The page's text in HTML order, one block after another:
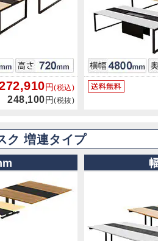
円(税込)
248,100円(税抜)
ク 増連タイプ